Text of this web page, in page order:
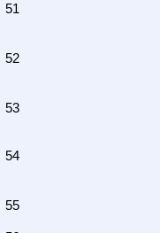
51
52
53
54
55